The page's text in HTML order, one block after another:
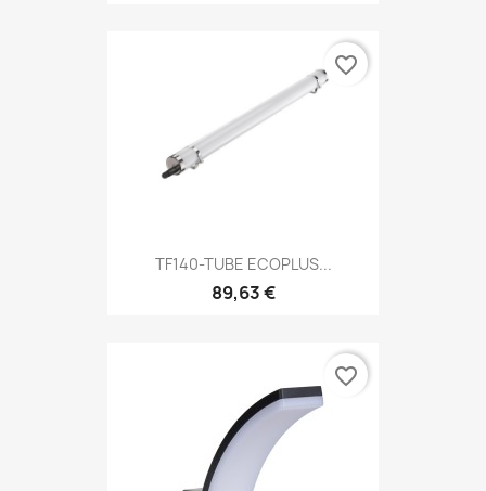
TF140-TUBE ECOPLUS...
89,63 €
favorite_border
favorite_border